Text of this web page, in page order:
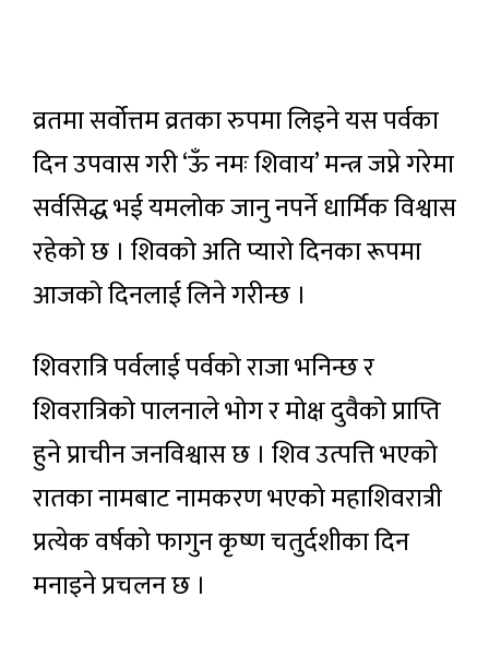
व्रतमा सर्वोत्तम व्रतका रुपमा लिइने यस पर्वका
दिन उपवास गरी ‘ऊँ नमः शिवाय’ मन्त्र जप्ने गरेमा
सर्वसिद्ध भई यमलोक जानु नपर्ने धार्मिक विश्वास
रहेको छ । शिवको अति प्यारो दिनका रूपमा
आजको दिनलाई लिने गरीन्छ ।
शिवरात्रि पर्वलाई पर्वको राजा भनिन्छ र
शिवरात्रिको पालनाले भोग र मोक्ष दुवैको प्राप्ति
हुने प्राचीन जनविश्वास छ । शिव उत्पत्ति भएको
रातका नामबाट नामकरण भएको महाशिवरात्री
प्रत्येक वर्षको फागुन कृष्ण चतुर्दशीका दिन
मनाइने प्रचलन छ ।